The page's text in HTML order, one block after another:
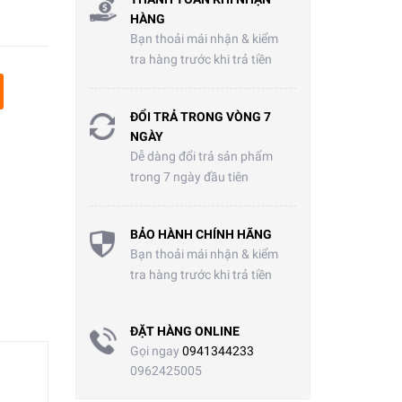
HÀNG
Bạn thoải mái nhận & kiểm
tra hàng trước khi trả tiền
ĐỔI TRẢ TRONG VÒNG 7
NGÀY
Dễ dàng đổi trả sản phẩm
trong 7 ngày đầu tiên
BẢO HÀNH CHÍNH HÃNG
Bạn thoải mái nhận & kiểm
tra hàng trước khi trả tiền
ĐẶT HÀNG ONLINE
Gọi ngay 0941344233
0962425005